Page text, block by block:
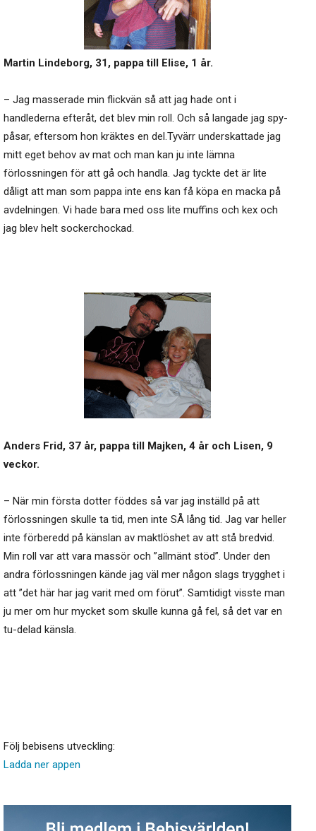
Martin Lindeborg, 31, pappa till Elise, 1 år.
– Jag masserade min flickvän så att jag hade ont i
handlederna efteråt, det blev min roll. Och så langade jag spy-
påsar, eftersom hon kräktes en del.Tyvärr underskattade jag
mitt eget behov av mat och man kan ju inte lämna
förlossningen för att gå och handla. Jag tyckte det är lite
dåligt att man som pappa inte ens kan få köpa en macka på
avdelningen. Vi hade bara med oss lite muffins och kex och
jag blev helt sockerchockad.
Anders Frid, 37 år, pappa till Majken, 4 år och Lisen, 9
veckor.
– När min första dotter föddes så var jag inställd på att
förlossningen skulle ta tid, men inte SÅ lång tid. Jag var heller
inte förberedd på känslan av maktlöshet av att stå bredvid.
Min roll var att vara massör och ”allmänt stöd”. Under den
andra förlossningen kände jag väl mer någon slags trygghet i
att ”det här har jag varit med om förut”. Samtidigt visste man
ju mer om hur mycket som skulle kunna gå fel, så det var en
tu-delad känsla.
Följ bebisens utveckling:
Ladda ner appen